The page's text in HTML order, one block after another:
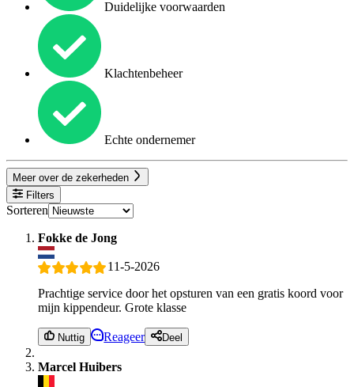
Duidelijke voorwaarden
Klachtenbeheer
Echte ondernemer
Meer over de zekerheden
Filters
Sorteren
Fokke de Jong
11-5-2026
Prachtige service door het opsturen van een gratis koord voor
mijn kippendeur. Grote klasse
Nuttig Reageer Deel
Marcel Huibers